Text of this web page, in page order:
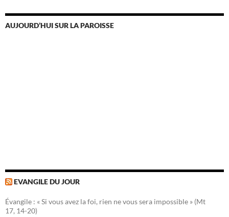
AUJOURD’HUI SUR LA PAROISSE
EVANGILE DU JOUR
Évangile : « Si vous avez la foi, rien ne vous sera impossible » (Mt
17, 14-20)